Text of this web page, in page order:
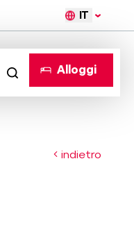
IT
Alloggi
indietro